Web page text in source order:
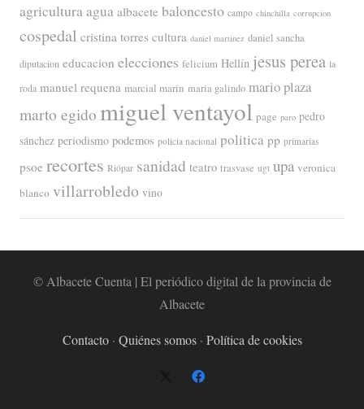
agriculturaagua albacete baloncesto campo chinchilla corrupcion
cospedal cristina torres cultura daniel martinez daniel sancha
diputacion educacion elecciones felicium Hellín jesus perea la
roda manuel requena marcial marin maria galindo mario plaza
marto egidomiguel ventayol page paro pedro
sánchez periodismo podemos policia nacional politica pp primarias
psoe recortes Riópar sanidad teatro trasvase ugt upa veronica
blanco villarrobledo vino
© Albacete Cuenta | El periódico digital de la provincia de
Albacete
Contacto· Quiénes somos· Política de cookies